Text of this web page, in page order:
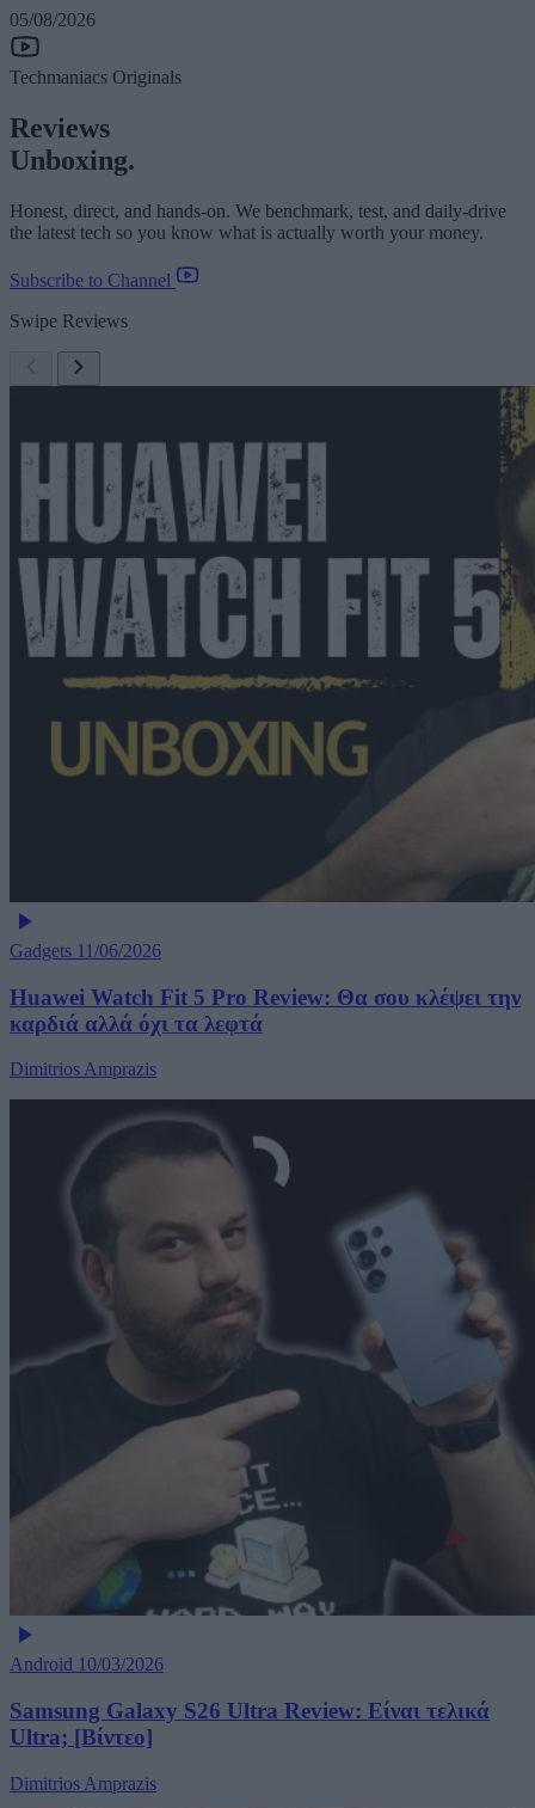
05/08/2026
Techmaniacs Originals
Reviews
Unboxing.
Honest, direct, and hands-on. We benchmark, test, and daily-drive
the latest tech so you know what is actually worth your money.
Subscribe to Channel
Swipe Reviews
Gadgets 11/06/2026
Huawei Watch Fit 5 Pro Review: Θα σου κλέψει την
καρδιά αλλά όχι τα λεφτά
Dimitrios Amprazis
Android 10/03/2026
Samsung Galaxy S26 Ultra Review: Είναι τελικά
Ultra; [Βίντεο]
Dimitrios Amprazis